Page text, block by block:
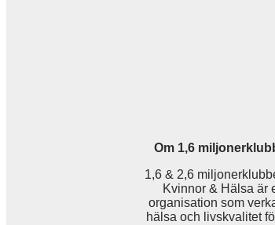
Om 1,6
1,6 & 2,6
Kvinnor & Hälsa är
organisation som
hälsa och livskvalitet